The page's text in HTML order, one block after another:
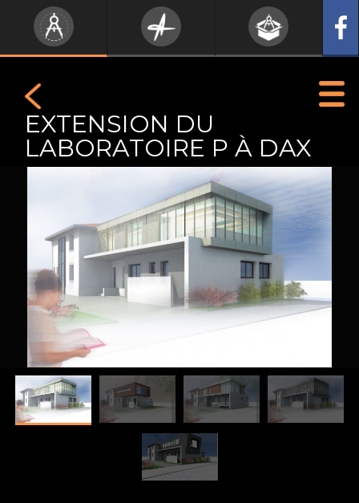
EXTENSION DU
LABORATOIRE P À DAX